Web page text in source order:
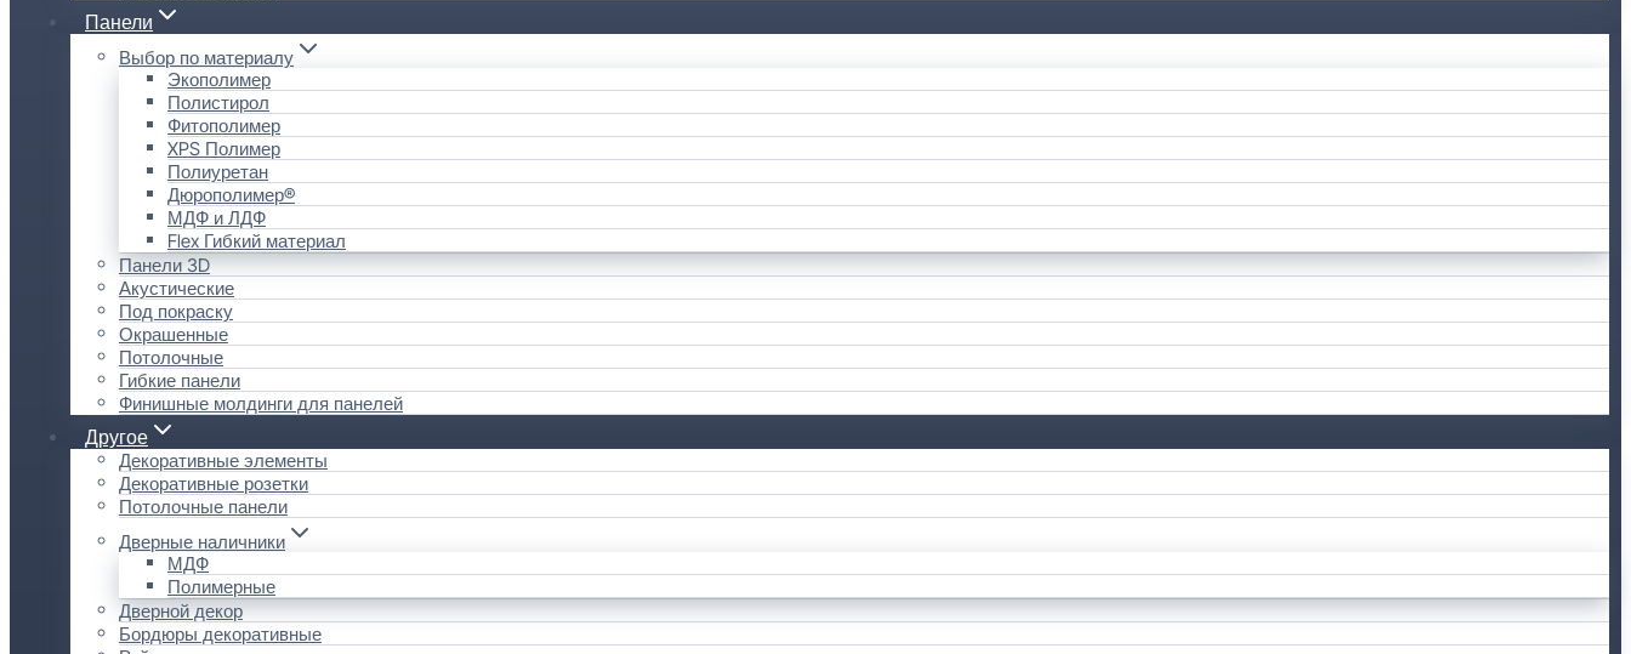
Панели
Выбор по материалу
Экополимер
Полистирол
Фитополимер
XPS Полимер
Полиуретан
Дюрополимер®
МДФ и ЛДФ
Flex Гибкий материал
Панели 3D
Акустические
Под покраску
Окрашенные
Потолочные
Гибкие панели
Финишные молдинги для панелей
Другое
Декоративные элементы
Декоративные розетки
Потолочные панели
Дверные наличники
МДФ
Полимерные
Дверной декор
Бордюры декоративные